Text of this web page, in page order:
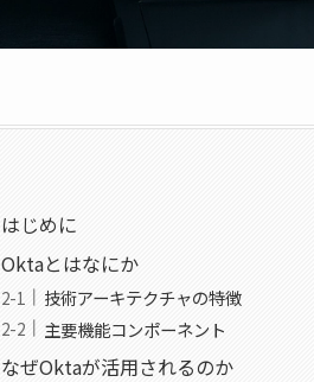
はじめに
Oktaとはなにか
技術アーキテクチャの特徴
主要機能コンポーネント
なぜOktaが活用されるのか